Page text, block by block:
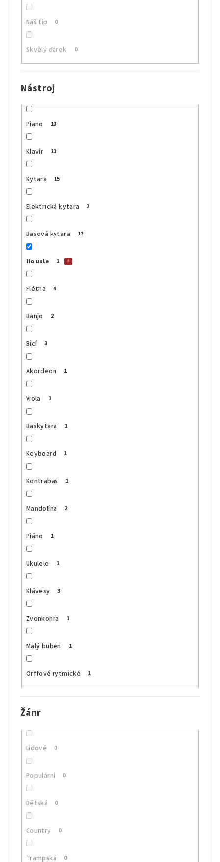
Náš tip 0
Skvělý dárek 0
Nástroj
Piano 13
Klavír 13
Kytara 15
Elektrická kytara 2
Basová kytara 12
Housle 1
Flétna 4
Banjo 2
Bicí 3
Akordeon 1
Viola 1
Baskytara 1
Keyboard 1
Kontrabas 1
Mandolína 2
Piáno 1
Ukulele 1
Klávesy 3
Zvonkohra 1
Malý buben 1
Orffové rytmické 1
Žánr
Lidové 0
Populární 0
Dětská 0
Country 0
Trampská 0